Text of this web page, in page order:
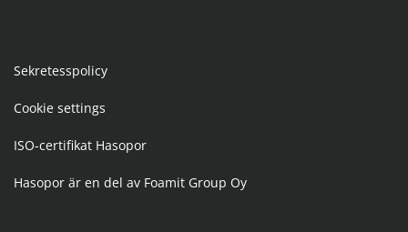
Sekretesspolicy
Cookie settings
ISO-certifikat Hasopor
Hasopor är en del av Foamit Group Oy